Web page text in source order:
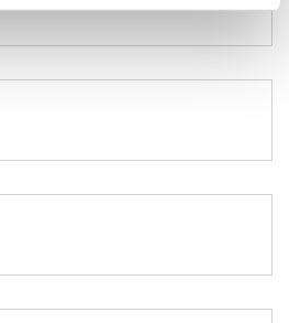
di analisi dei dati web,
i quali potrebbero combinarle
dei loro servizi.